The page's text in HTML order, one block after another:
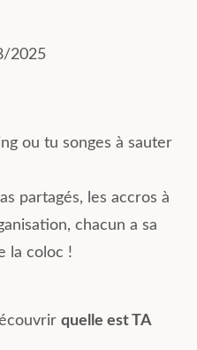
2025
ou tu songes à sauter
partagés, les accros à
chacun a sa
la coloc !
quelle est TA